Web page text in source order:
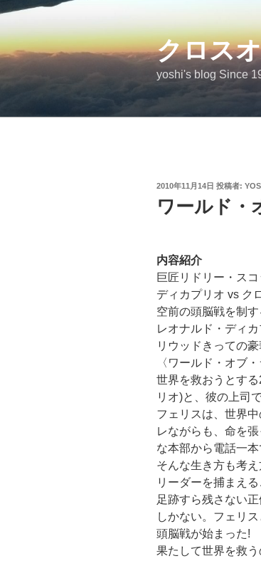
コ
テ
ン
クロス
yoshi's blog Since
投
日:
2010年11月14日 投稿者:
ワールド・
内容紹介
巨匠リドリー・ス
ディカプリオ vs ク
空前の頭脳戦を制す
レオナルド・ディ
リウッドきっての
〈ワールド・オブ
世界を救おうとす
リオ)と、彼の上司
フェリスは、世界
レながらも、命を
な本部から電話一
そんな生き方も考
リーダーを捕まえる
足跡すら残さない
しかない。フェリ
頭脳戦が始まった!
果たして世界を救